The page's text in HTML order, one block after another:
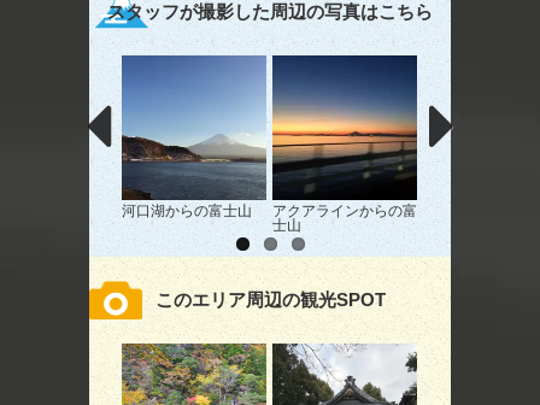
スタッフが撮影した周辺の写真はこちら
河口湖からの富士山
アクアラインからの富
士山
このエリア周辺の観光SPOT